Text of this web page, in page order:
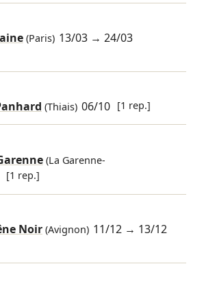
(Paris) 13/03 →24/03
(Thiais) 06/10 [1 rep.]
(La Garenne-
[1 rep.]
Noir(Avignon) 11/12 → 13/12